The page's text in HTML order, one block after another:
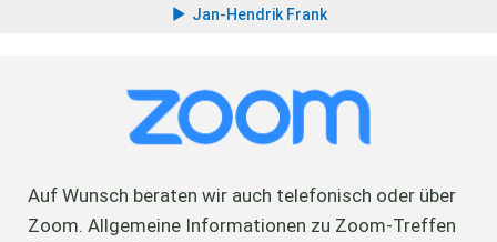
Jan-Hendrik Frank
Auf Wunsch beraten wir auch telefonisch oder über
Zoom. Allgemeine Informationen zu Zoom-Treffen